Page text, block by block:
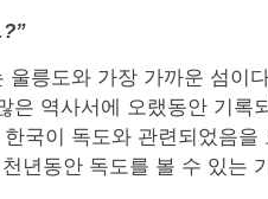
릉도와 가장 가까운 섬이
역사서에 오랬동안 기록
국이 독도와 관련되었음을
년동안 독도를 볼 수 있는